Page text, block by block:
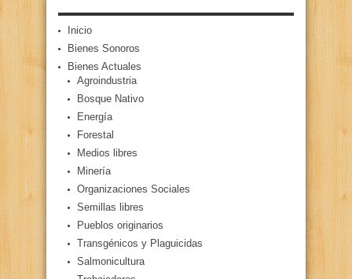
Inicio
Bienes Sonoros
Bienes Actuales
Agroindustria
Bosque Nativo
Energía
Forestal
Medios libres
Minería
Organizaciones Sociales
Semillas libres
Pueblos originarios
Transgénicos y Plaguicidas
Salmonicultura